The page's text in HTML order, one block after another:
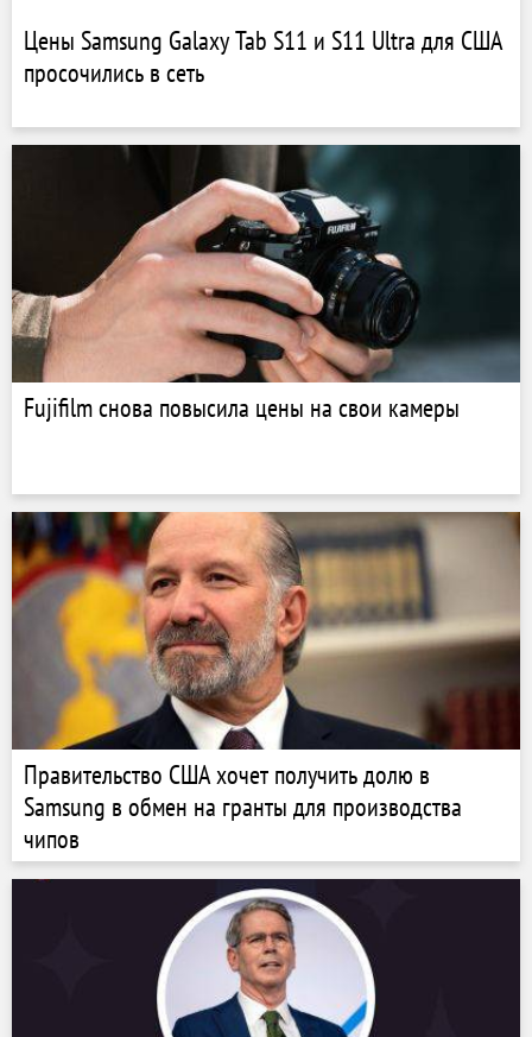
Цены Samsung Galaxy Tab S11 и S11 Ultra для США
просочились в сеть
Fujifilm снова повысила цены на свои камеры
Правительство США хочет получить долю в
Samsung в обмен на гранты для производства
чипов